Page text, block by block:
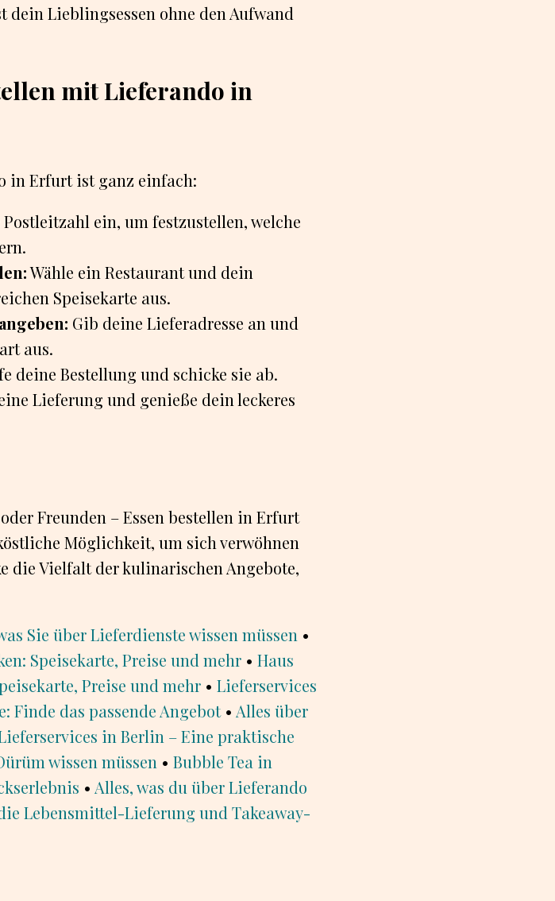
dein Lieblingsessen ohne den Aufwand
mit Lieferando in
in Erfurt ist ganz einfach:
ein, um festzustellen, welche
Wähle ein Restaurant und dein
Speisekarte aus.
Gib deine Lieferadresse an und
aus.
deine Bestellung und schicke sie ab.
Lieferung und genieße dein leckeres
Freunden – Essen bestellen in Erfurt
Möglichkeit, um sich verwöhnen
die Vielfalt der kulinarischen Angebote,
Sie über Lieferdienste wissen müssen •
Speisekarte, Preise und mehr • Haus
Preise und mehr • Lieferservices
Finde das passende Angebot• Alles über
in Berlin – Eine praktische
wissen müssen • Bubble Tea in
• Alles, was du über Lieferando
Lebensmittel-Lieferung und Takeaway-